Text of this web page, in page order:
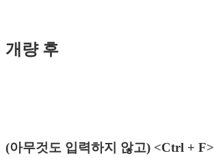
개량 후
(아무것도 입력하지 않고) <Ctrl + F>